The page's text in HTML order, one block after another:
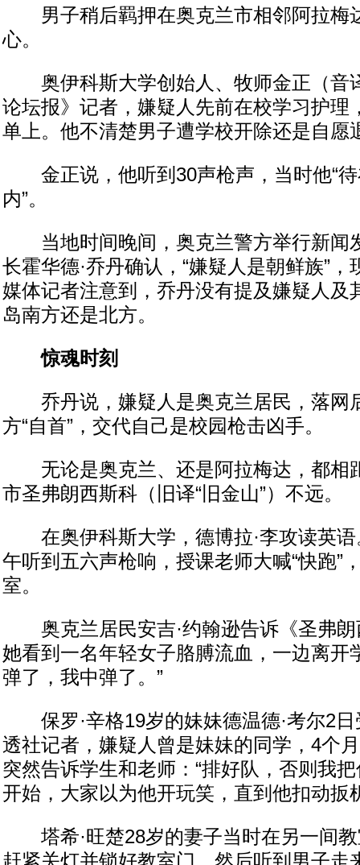
男子稍后羁押在奥克兰市相邻阿拉梅
心。
奥伊科斯大学创始人、牧师金正（音
论坛报》记者，嫌疑人先前在校学习护理
单上。他不清楚男子遭学校开除还是自愿
金正说，他听到30声枪声，当时他“待
内”。
当地时间晚间，奥克兰警方举行新闻
长霍华德·乔丹确认，“嫌疑人是朝鲜族”
媒体记者注意到，乔丹没有提及嫌疑人及
岛南方还是北方。
惊魂时刻
乔丹说，嫌疑人是奥克兰居民，落网
方“自首”，交代自己是校园枪击凶手。
无论是奥克兰、还是阿拉梅达，都相
市圣弗朗西斯科（旧译“旧金山”）不远。
在奥伊科斯大学，德博拉·李攻读英语
午听到五六声枪响，授课老师大喊“快跑”
室。
奥克兰居民安吉·约翰逊告诉《圣弗朗
她看到一名年轻女子胳膊流血，一边离开
弹了，我中弹了。”
保罗·辛格19岁的妹妹德温德·考尔2日
透社记者，嫌疑人曾是妹妹的同学，4个
突然告诉学生和老师：“排好队，否则我
开始，大家以为他开玩笑，直到他扣动扳
塔希·旺楚28岁的妻子当时在另一间教